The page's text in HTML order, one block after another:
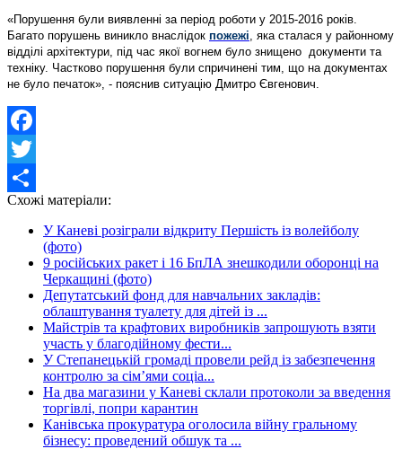
«Порушення були виявленні за період роботи у 2015-2016 років.
Багато порушень виникло внаслідок пожежі , яка сталася у районному
відділі архітектури, під час якої вогнем було знищено документи та
техніку. Частково порушення були спричинені тим, що на документах
не було печаток», - пояснив ситуацію Дмитро Євгенович.
Facebook
Twitter
Share
Схожі матеріали:
У Каневі розіграли відкриту Першість із волейболу
(фото)
9 російських ракет і 16 БпЛА знешкодили оборонці на
Черкащині (фото)
Депутатський фонд для навчальних закладів:
облаштування туалету для дітей із ...
Майстрів та крафтових виробників запрошують взяти
участь у благодійному фести...
У Степанецькій громаді провели рейд із забезпечення
контролю за сім’ями соціа...
На два магазини у Каневі склали протоколи за введення
торгівлі, попри карантин
Канівська прокуратура оголосила війну гральному
бізнесу: проведений обшук та ...